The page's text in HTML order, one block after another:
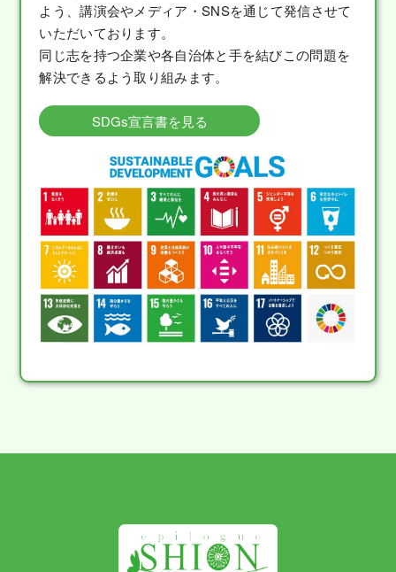
よう、講演会やメディア・SNSを通じて発信させて
いただいております。
同じ志を持つ企業や各自治体と手を結びこの問題を
解決できるよう取り組みます。
SDGs宣言書を見る